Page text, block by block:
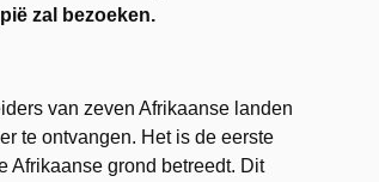
zal bezoeken.
van zeven Afrikaanse landen
te ontvangen. Het is de eerste
Afrikaanse grond betreedt. Dit